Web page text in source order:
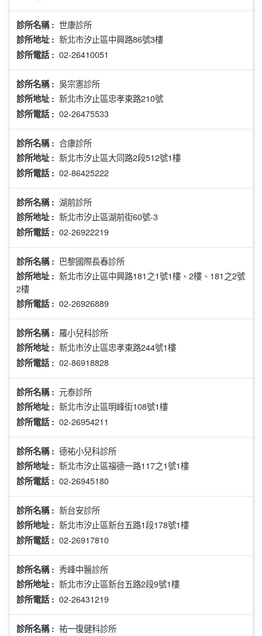
診所名稱 : 世康診所
診所地址 : 新北市汐止區中興路86號3樓
診所電話 : 02-26410051
診所名稱 : 吳宗憲診所
診所地址 : 新北市汐止區忠孝東路210號
診所電話 : 02-26475533
診所名稱 : 合康診所
診所地址 : 新北市汐止區大同路2段512號1樓
診所電話 : 02-86425222
診所名稱 : 湖前診所
診所地址 : 新北市汐止區湖前街60號-3
診所電話 : 02-26922219
診所名稱 : 巴黎國際長春診所
診所地址 : 新北市汐止區中興路181之1號1樓、2樓、181之2號
2樓
診所電話 : 02-26926889
診所名稱 : 羅小兒科診所
診所地址 : 新北市汐止區忠孝東路244號1樓
診所電話 : 02-86918828
診所名稱 : 元泰診所
診所地址 : 新北市汐止區明峰街108號1樓
診所電話 : 02-26954211
診所名稱 : 德祐小兒科診所
診所地址 : 新北市汐止區福德一路117之1號1樓
診所電話 : 02-26945180
診所名稱 : 新台安診所
診所地址 : 新北市汐止區新台五路1段178號1樓
診所電話 : 02-26917810
診所名稱 : 秀峰中醫診所
診所地址 : 新北市汐止區新台五路2段9號1樓
診所電話 : 02-26431219
診所名稱 : 祐一復健科診所